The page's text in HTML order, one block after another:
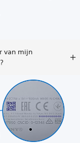
van mijn